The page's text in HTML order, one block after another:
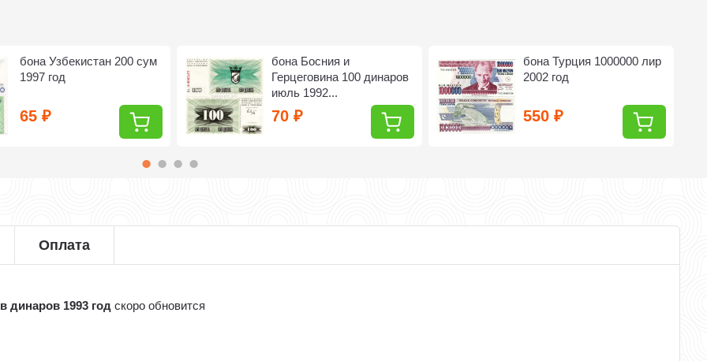
бона Узбекистан 200 сум
1997 год
65₽
бона Босния и
Герцеговина 100 динаров
июль 1992...
70₽
бона Турция 1000000 лир
2002 год
550₽
Оплата
динаров 1993 год скоро обновится